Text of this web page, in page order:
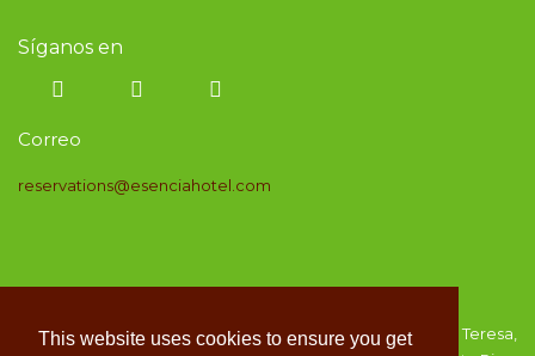
This website uses cookies to ensure you get
Síganos en
Correo
reservations@esenciahotel.com
Un lugar ideal para disfrutar de la naturaleza. Santa Teresa,